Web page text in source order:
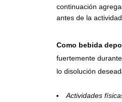
continuación
antes de la
Como bebida
fuertemente
lo disolución
Actividades